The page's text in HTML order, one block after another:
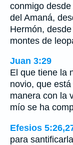
conmigo
del Amaná,
Hermón,
montes de
Juan 3:29
El que tiene la
novio, que está
manera con la
mío se ha
Efesios
para